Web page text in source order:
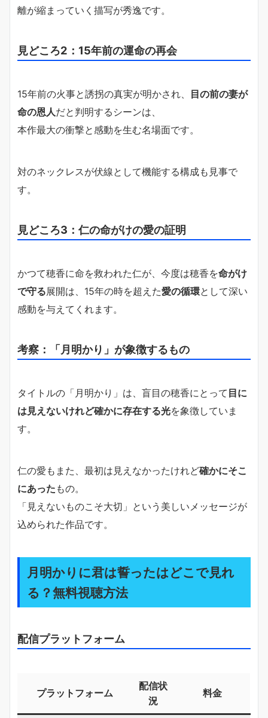
離が縮まっていく描写が秀逸です。
見どころ2：15年前の運命の再会
15年前の火事と誘拐の真実が明かされ、 目の前の妻が
命の恩人だと判明するシーンは、
本作最大の衝撃と感動を生む名場面です。
対のネックレスが伏線として機能する構成も見事で
す。
見どころ3：仁の命がけの愛の証明
かつて穂香に命を救われた仁が、今度は穂香を命がけ
で守る展開は、15年の時を超えた愛の循環として深い
感動を与えてくれます。
考察：「月明かり」が象徴するもの
タイトルの「月明かり」は、盲目の穂香にとって 目に
は見えないけれど確かに存在する光を象徴していま
す。
仁の愛もまた、最初は見えなかったけれど確かにそこ
にあった もの。
「見えないものこそ大切」という美しいメッセージが
込められた作品です。
月明かりに君は誓ったはどこで見れ
る？無料視聴方法
配信プラットフォーム
プラットフォーム
配信状
況
料金